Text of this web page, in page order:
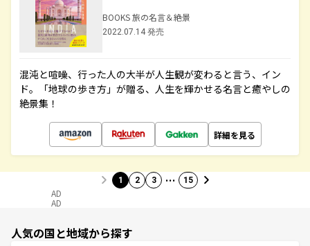
BOOKS 旅の名言＆絶景
2022.07.14 発売
混沌と喧噪、行った人の大半が人生観が変わると言う、イン
ド。「地球の歩き方」が贈る、人生を輝かせる名言と癒やしの
絶景集！
詳細を見る
1 2 3 … 15
AD
AD
人気の国と地域から探す